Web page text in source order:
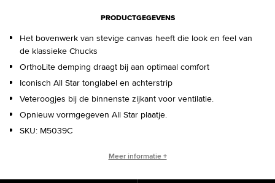
PRODUCTGEGEVENS
Het bovenwerk van stevige canvas heeft die look en feel van
de klassieke Chucks
OrthoLite demping draagt bij aan optimaal comfort
Iconisch All Star tonglabel en achterstrip
Veteroogjes bij de binnenste zijkant voor ventilatie.
Opnieuw vormgegeven All Star plaatje.
SKU: M5039C
HET VERHAAL VAN DE CHUCK TAYLOR ALL STAR
Meer informatie +